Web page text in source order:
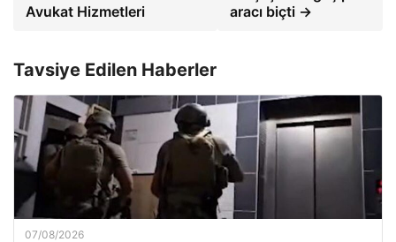
Avukat Hizmetleri
aracı biçti →
Tavsiye Edilen Haberler
07/08/2026